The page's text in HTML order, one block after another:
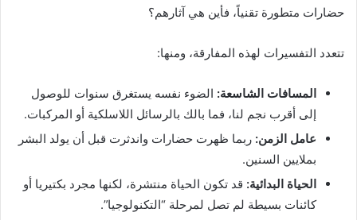
حضارات متطورة تقنياً، فأين هي آثارهم؟
تتعدد التفسيرات لهذه المفارقة، ومنها:
المسافات الشاسعة: الضوء نفسه يستغرق سنوات للوصول
إلى أقرب نجم لنا، فما بالك بالرسائل اللاسلكية أو المركبات.
عامل الزمن: ربما ظهرت حضارات واندثرت قبل أن يولد البشر
بملايين السنين.
الحياة البدائية: قد تكون الحياة منتشرة، لكنها مجرد بكتيريا أو
كائنات بسيطة لم تصل لمرحلة “التكنولوجيا”.